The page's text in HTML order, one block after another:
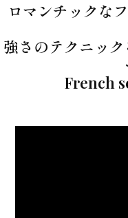
ロマンチックな
強さのテクニッ
French